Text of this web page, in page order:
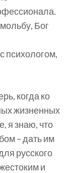
Бог
психологом,
когда ко
жизненных
я знаю, что
– дать им
русского
и